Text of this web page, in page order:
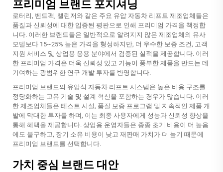
프리미엄 브랜드 포지셔닝
로터리, 벤드팩, 챌린저와 같은 주요 유압 자동차 리프트 제조업체들은
품질과 신뢰성에 대한 입증된 평판으로 인해 프리미엄 가격을 책정합
니다. 이러한 브랜드들은 일반적으로 알려지지 않은 제조업체의 유사
모델보다 15~25% 높은 가격을 형성하지만, 더 우수한 보증 조건, 고객
지원 서비스 및 상업용 응용 분야에서 검증된 실적을 제공합니다. 이러
한 프리미엄 가격은 더욱 신뢰성 있고 기능이 풍부한 제품을 만드는 데
기여하는 광범위한 연구 개발 투자를 반영합니다.
프리미엄 브랜드의 유압식 자동차 리프트 시스템은 높은 비용 구조를
정당화하는 고유 기술 및 설계 혁신을 포함하는 경우가 많습니다. 이러
한 제조업체들은 테스트 시설, 품질 보증 프로그램 및 지속적인 제품 개
발에 막대한 투자를 하며, 이는 최종 사용자에게 성능과 신뢰성 향상을
통해 혜택을 제공합니다. 상업용 운영자들은 종종 초기 비용이 더 높음
에도 불구하고, 장기 소유 비용이 낮고 재판매 가치가 더 높기 때문에
프리미엄 브랜드를 선택합니다.
가치 중심 브랜드 대안